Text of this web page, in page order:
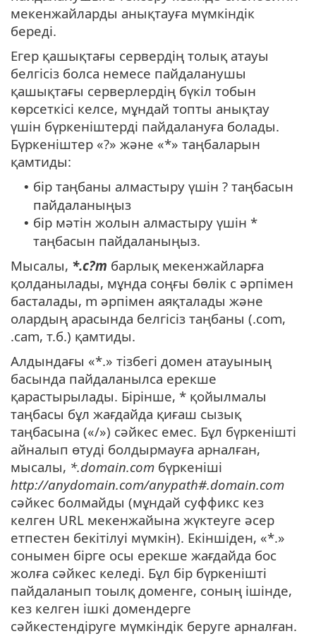
мекенжайларды анықтауға мүмкіндік
береді.
Егер қашықтағы сервердің толық атауы
белгісіз болса немесе пайдаланушы
қашықтағы серверлердің бүкіл тобын
көрсеткісі келсе, мұндай топты анықтау
үшін бүркеніштерді пайдалануға болады.
Бүркеніштер «?» және «*» таңбаларын
қамтиды:
• бір таңбаны алмастыру үшін ? таңбасын
пайдаланыңыз
• бір мәтін жолын алмастыру үшін *
таңбасын пайдаланыңыз.
Мысалы, *.c?m барлық мекенжайларға
қолданылады, мұнда соңғы бөлік c әрпімен
басталады, m әрпімен аяқталады және
олардың арасында белгісіз таңбаны (.com,
.cam, т.б.) қамтиды.
Алдындағы «*.» тізбегі домен атауының
басында пайдаланылса ерекше
қарастырылады. Бірінше, * қойылмалы
таңбасы бұл жағдайда қиғаш сызық
таңбасына («/») сәйкес емес. Бұл бүркенішті
айналып өтуді болдырмауға арналған,
мысалы, *.domain.com бүркеніші
http://anydomain.com/anypath#.domain.com
сәйкес болмайды (мұндай суффикс кез
келген URL мекенжайына жүктеуге әсер
етпестен бекітілуі мүмкін). Екіншіден, «*.»
сонымен бірге осы ерекше жағдайда бос
жолға сәйкес келеді. Бұл бір бүркенішті
пайдаланып тоылқ доменге, соның ішінде,
кез келген ішкі домендерге
сәйкестендіруге мүмкіндік беруге арналған.